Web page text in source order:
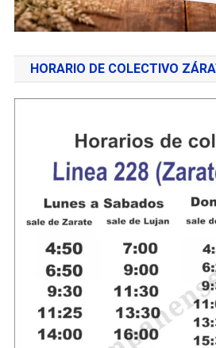
HORARIO DE COLECTIVO